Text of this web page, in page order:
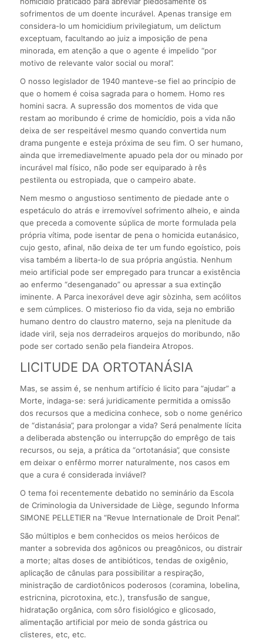
sofrimentos de um doente incurável. Apenas transige em
considera-lo um homicidium privilegiatum, um delictum
exceptuam, facultando ao juiz a imposição de pena
minorada, em atenção a que o agente é impelido “por
motivo de relevante valor social ou moral”.
O nosso legislador de 1940 manteve-se fiel ao princípio de
que o homem é coisa sagrada para o homem. Homo res
homini sacra. A supressão dos momentos de vida que
restam ao moribundo é crime de homicídio, pois a vida não
deixa de ser respeitável mesmo quando convertida num
drama pungente e esteja próxima de seu fim. O ser humano,
ainda que irremediavelmente apuado pela dor ou minado por
incurável mal físico, não pode ser equiparado à rês
pestilenta ou estropiada, que o campeiro abate.
Nem mesmo o angustioso sentimento de piedade ante o
espetáculo do atrás e irremovível sofrimento alheio, e ainda
que preceda a comovente súplica de morte formulada pela
própria vítima, pode isentar de pena o homicida eutanásico,
cujo gesto, afinal, não deixa de ter um fundo egoístico, pois
visa também a liberta-lo de sua própria angústia. Nenhum
meio artificial pode ser empregado para truncar a existência
ao enfermo “desenganado” ou apressar a sua extinção
iminente. A Parca inexorável deve agir sòzinha, sem acólitos
e sem cúmplices. O misterioso fio da vida, seja no embrião
humano dentro do claustro materno, seja na plenitude da
idade viril, seja nos derradeiros arquejos do moribundo, não
pode ser cortado senão pela fiandeira Atropos.
LICITUDE DA ORTOTANÁSIA
Mas, se assim é, se nenhum artifício é licito para “ajudar” a
Morte, indaga-se: será juridicamente permitida a omissão
dos recursos que a medicina conhece, sob o nome genérico
de “distanásia”, para prolongar a vida? Será penalmente lícita
a deliberada abstenção ou interrupção do emprêgo de tais
recursos, ou seja, a prática da “ortotanásia”, que consiste
em deixar o enfêrmo morrer naturalmente, nos casos em
que a cura é considerada inviável?
O tema foi recentemente debatido no seminário da Escola
de Criminologia da Universidade de Liège, segundo Informa
SIMONE PELLETIER na “Revue Internationale de Droit Penal”.
São múltiplos e bem conhecidos os meios heróicos de
manter a sobrevida dos agônicos ou preagônicos, ou distrair
a morte; altas doses de antibióticos, tendas de oxigênio,
aplicação de cânulas para possibilitar a respiração,
ministração de cardiotônicos poderosos (coramina, lobelina,
estricnina, picrotoxina, etc.), transfusão de sangue,
hidratação orgânica, com sôro fisiológico e glicosado,
alimentação artificial por meio de sonda gástrica ou
clisteres, etc, etc.